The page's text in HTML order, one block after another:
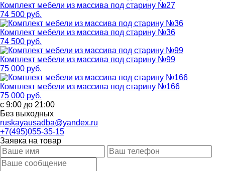
Комплект мебели из массива под старину №27
74 500 руб.
Комплект мебели из массива под старину №36
74 500 руб.
Комплект мебели из массива под старину №99
75 000 руб.
Комплект мебели из массива под старину №166
75 000 руб.
с 9:00 до 21:00
Без выходных
ruskayausadba@yandex.ru
+7(495)055-35-15
Заявка на товар